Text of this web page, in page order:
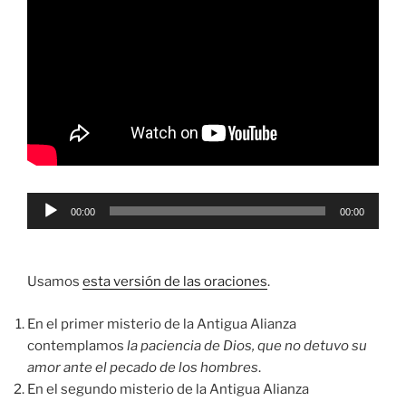
Reproductor
00:00 00:00
Usamos esta versión de las oraciones.
En el primer misterio de la Antigua Alianza
contemplamos la paciencia de Dios, que no detuvo su
amor ante el pecado de los hombres.
En el segundo misterio de la Antigua Alianza